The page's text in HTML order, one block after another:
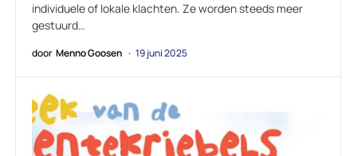
individuele of lokale klachten. Ze worden steeds meer
gestuurd…
door Menno Goosen 19 juni 2025